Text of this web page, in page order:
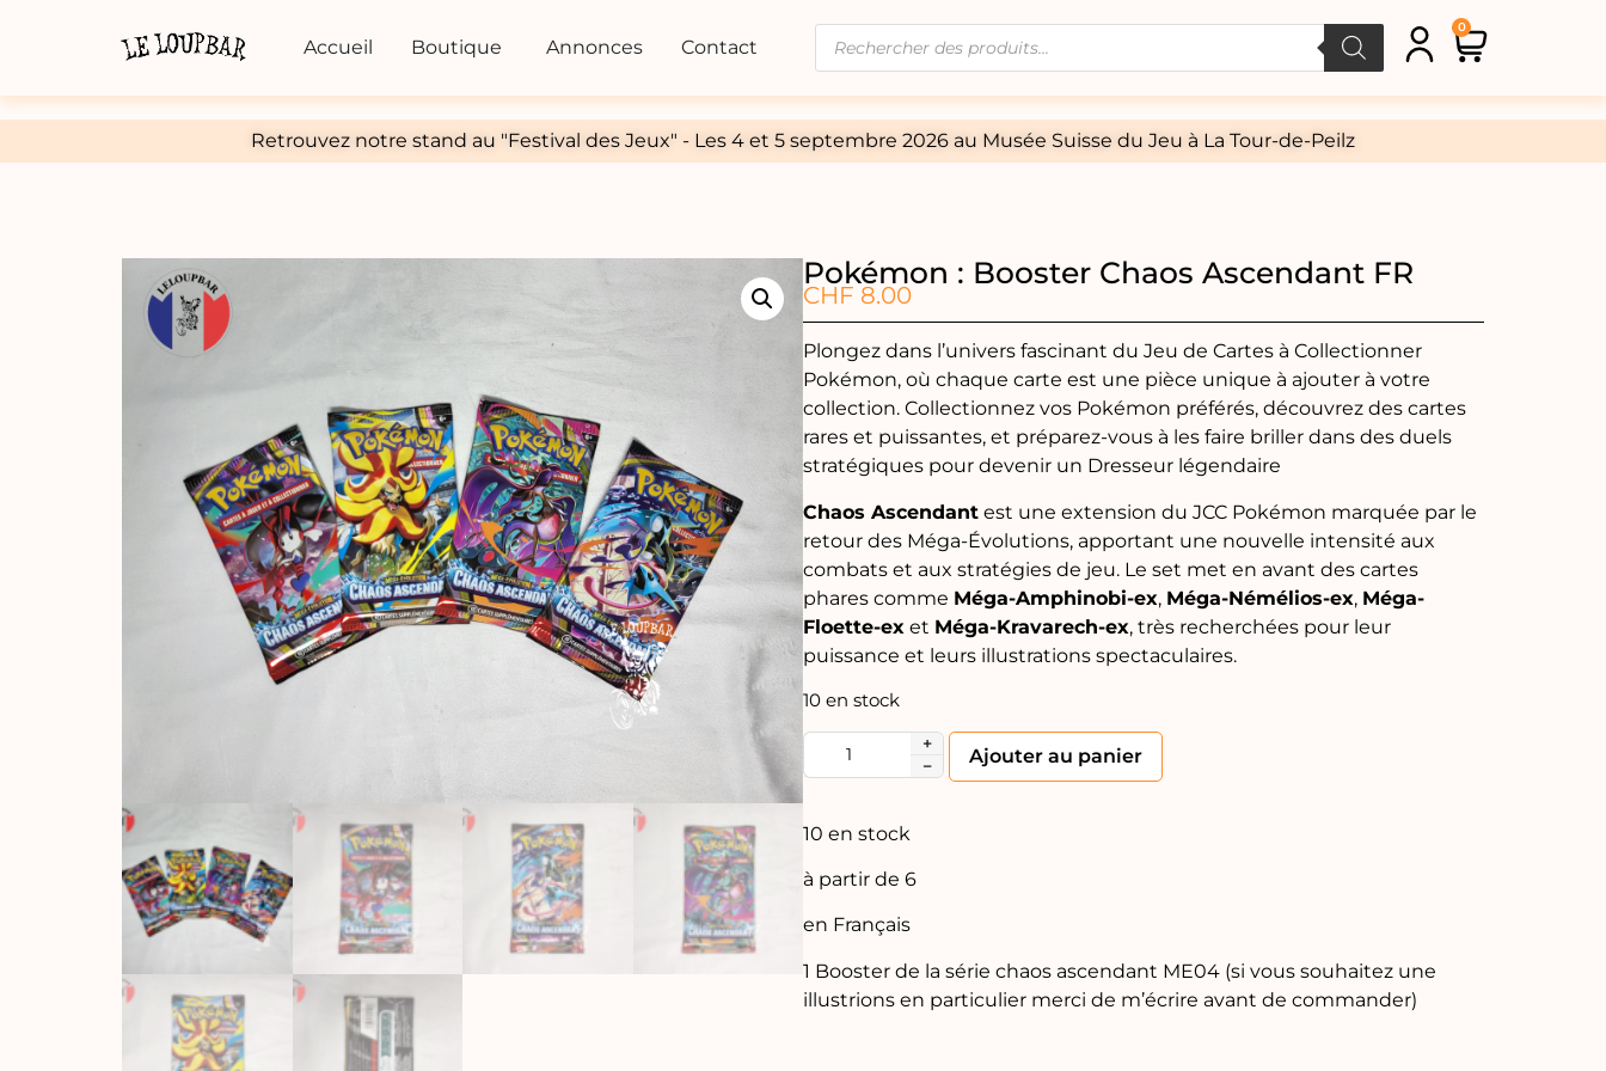
Accueil Boutique Annonces Contact
0
Retrouvez notre stand au "Festival des Jeux" - Les 4 et 5 septembre 2026 au Musée Suisse du Jeu à La Tour-de-Peilz
Pokémon : Booster Chaos Ascendant FR
CHF 8.00
Plongez dans l’univers fascinant du Jeu de Cartes à Collectionner
Pokémon, où chaque carte est une pièce unique à ajouter à votre
collection. Collectionnez vos Pokémon préférés, découvrez des cartes
rares et puissantes, et préparez-vous à les faire briller dans des duels
stratégiques pour devenir un Dresseur légendaire
Chaos Ascendant est une extension du JCC Pokémon marquée par le
retour des Méga-Évolutions, apportant une nouvelle intensité aux
combats et aux stratégies de jeu. Le set met en avant des cartes
phares comme Méga-Amphinobi-ex, Méga-Némélios-ex, Méga-
Floette-ex et Méga-Kravarech-ex, très recherchées pour leur
puissance et leurs illustrations spectaculaires.
10 en stock
+
−
Ajouter au panier
10 en stock
à partir de 6
en Français
1 Booster de la série chaos ascendant ME04 (si vous souhaitez une
illustrions en particulier merci de m’écrire avant de commander)